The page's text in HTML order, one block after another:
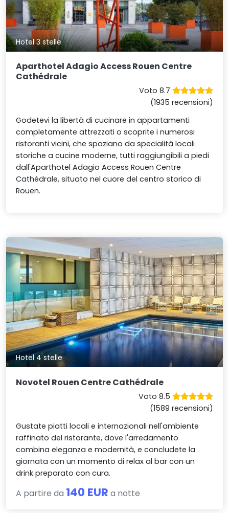
Hotel 3 stelle
Aparthotel Adagio Access Rouen Centre
Cathédrale
Voto 8.7
(1935 recensioni)
Godetevi la libertà di cucinare in appartamenti
completamente attrezzati o scoprite i numerosi
ristoranti vicini, che spaziano da specialità locali
storiche a cucine moderne, tutti raggiungibili a piedi
dall'Aparthotel Adagio Access Rouen Centre
Cathédrale, situato nel cuore del centro storico di
Rouen.
Hotel 4 stelle
Novotel Rouen Centre Cathédrale
Voto 8.5
(1589 recensioni)
Gustate piatti locali e internazionali nell'ambiente
raffinato del ristorante, dove l'arredamento
combina eleganza e modernità, e concludete la
giornata con un momento di relax al bar con un
drink preparato con cura.
A partire da 140 EUR a notte